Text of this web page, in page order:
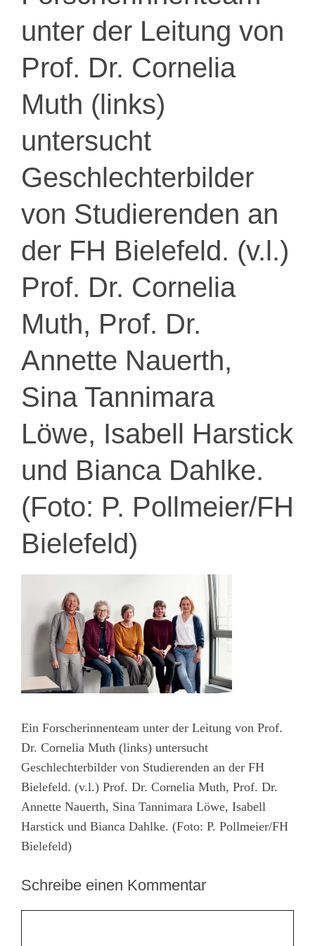
unter der Leitung von
Prof. Dr. Cornelia
Muth (links)
untersucht
Geschlechterbilder
von Studierenden an
der FH Bielefeld. (v.l.)
Prof. Dr. Cornelia
Muth, Prof. Dr.
Annette Nauerth,
Sina Tannimara
Löwe, Isabell Harstick
und Bianca Dahlke.
(Foto: P. Pollmeier/FH
Bielefeld)
Ein Forscherinnenteam unter der Leitung von Prof.
Dr. Cornelia Muth (links) untersucht
Geschlechterbilder von Studierenden an der FH
Bielefeld. (v.l.) Prof. Dr. Cornelia Muth, Prof. Dr.
Annette Nauerth, Sina Tannimara Löwe, Isabell
Harstick und Bianca Dahlke. (Foto: P. Pollmeier/FH
Bielefeld)
Schreibe einen Kommentar